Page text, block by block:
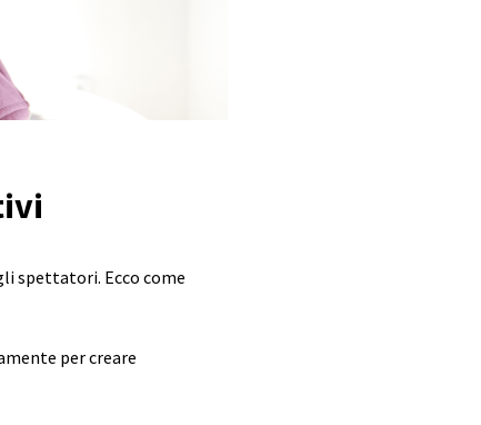
spettatori. Ecco come
per creare